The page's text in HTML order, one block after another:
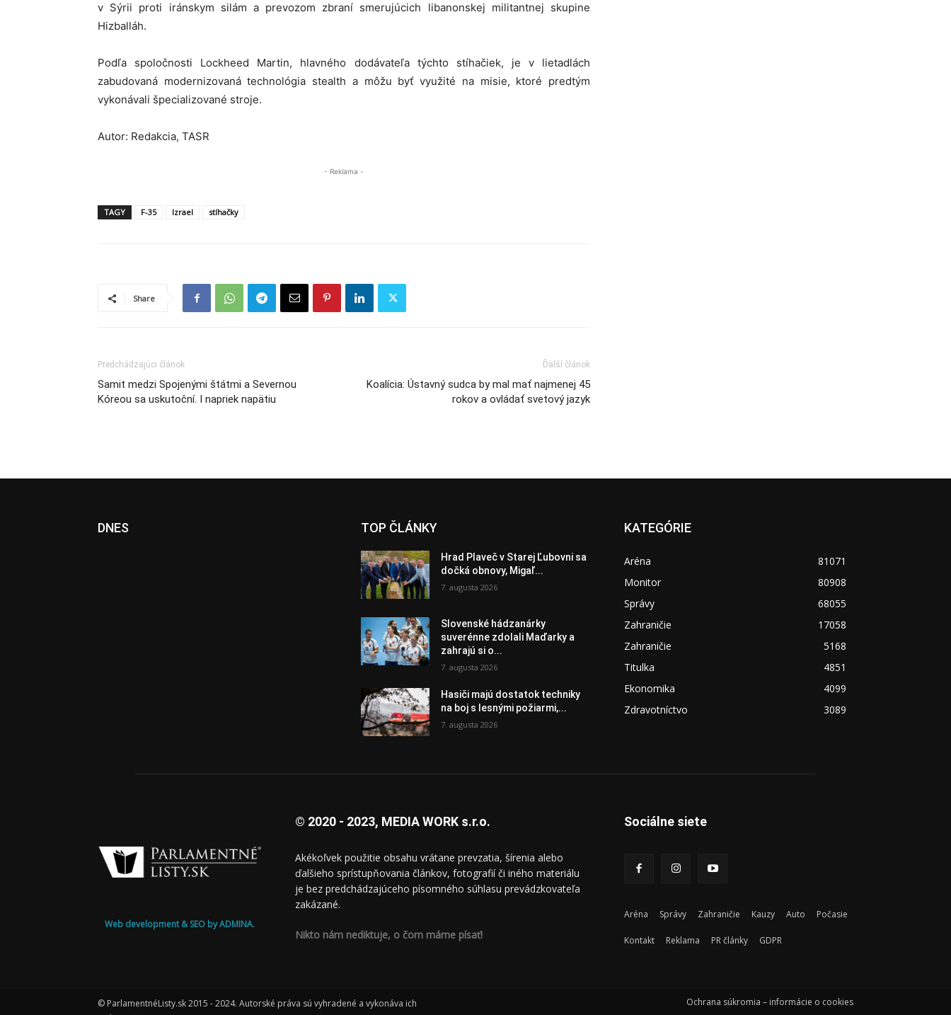
v Sýrii proti iránskym silám a prevozom zbraní smerujúcich libanonskej militantnej skupine
Hizballáh.
Podľa spoločnosti Lockheed Martin, hlavného dodávateľa týchto stíhačiek, je v lietadlách
zabudovaná modernizovaná technológia stealth a môžu byť využité na misie, ktoré predtým
vykonávali špecializované stroje.
Autor: Redakcia, TASR
- Reklama -
TAGY F-35 Izrael stíhačky
Share
Predchádzajúci článok
Samit medzi Spojenými štátmi a Severnou
Kóreou sa uskutoční. I napriek napätiu
Ďalší článok
Koalícia: Ústavný sudca by mal mať najmenej 45
rokov a ovládať svetový jazyk
DNES TOP ČLÁNKY
Hrad Plaveč v Starej Ľubovni sa
dočká obnovy, Migaľ...
7. augusta 2026
Slovenské hádzanárky
suverénne zdolali Maďarky a
zahrajú si o...
7. augusta 2026
Hasiči majú dostatok techniky
na boj s lesnými požiarmi,...
7. augusta 2026
KATEGÓRIE
Aréna
81071
Monitor
80908
Správy
68055
Zahraničie
17058
Zahraničie
5168
Titulka
4851
Ekonomika
4099
Zdravotníctvo
3089
Web development & SEO by ADMINA.
© 2020 - 2023, MEDIA WORK s.r.o.
Akékoľvek použitie obsahu vrátane prevzatia, šírenia alebo
ďalšieho sprístupňovania článkov, fotografií či iného materiálu
je bez predchádzajúceho písomného súhlasu prevádzkovateľa
zakázané.
Nikto nám nediktuje, o čom máme písať!
Sociálne siete
Aréna Správy Zahraničie Kauzy Auto Počasie
Kontakt Reklama PR články GDPR
© ParlamentnéListy.sk 2015 - 2024. Autorské práva sú vyhradené a vykonáva ich
Ochrana súkromia – informácie o cookies